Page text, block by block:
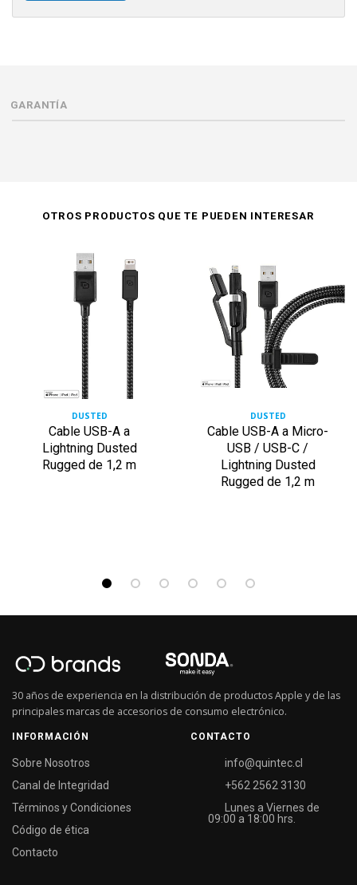
GARANTÍA
OTROS PRODUCTOS QUE TE PUEDEN INTERESAR
DUSTED
Cable USB-A a
Lightning Dusted
Rugged de 1,2 m
DUSTED
Cable USB-A a Micro-
USB / USB-C /
Lightning Dusted
Rugged de 1,2 m
30 años de experiencia en la distribución de productos Apple y de las
principales marcas de accesorios de consumo electrónico.
INFORMACIÓN
Sobre Nosotros
Canal de Integridad
Términos y Condiciones
Código de ética
Contacto
CONTACTO
info@quintec.cl
+562 2562 3130
Lunes a Viernes de
09:00 a 18:00 hrs.